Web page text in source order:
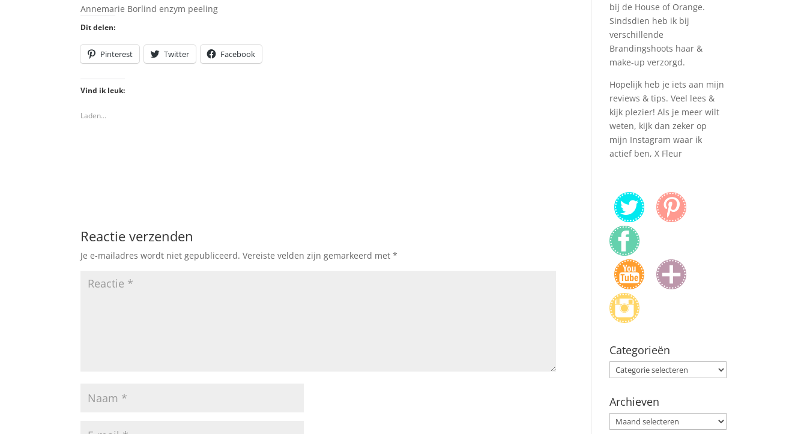
Annemarie Borlind enzym peeling
Dit delen:
Pinterest Twitter Facebook
Vind ik leuk:
Laden...
Reactie verzenden
Je e-mailadres wordt niet gepubliceerd. Vereiste velden zijn gemarkeerd met*
bij de House of Orange.
Sindsdien heb ik bij
verschillende
Brandingshoots haar &
make-up verzorgd.
Hopelijk heb je iets aan mijn
reviews & tips. Veel lees &
kijk plezier! Als je meer wilt
weten, kijk dan zeker op
mijn Instagram waar ik
actief ben, X Fleur
Categorieën
Categorieën
Archieven
Archieven